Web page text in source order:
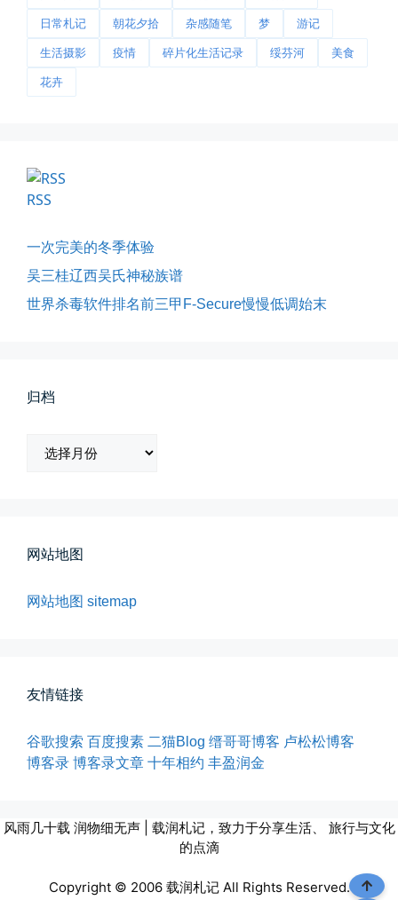
晨风微凉，小区花香正浓。 从外...
海边散步随手一拍
日常札记 朝花夕拾 杂感随笔 梦 游记
生活摄影 疫情 碎片化生活记录 绥芬河 美食
花卉
RSS
一次完美的冬季体验
吴三桂辽西吴氏神秘族谱
世界杀毒软件排名前三甲F-Secure慢慢低调始末
归档
网站地图
网站地图 sitemap
友情链接
谷歌搜索 百度搜素 二猫Blog 缙哥哥博客 卢松松博客
博客录 博客录文章 十年相约 丰盈润金
风雨几十载 润物细无声 | 载润札记，致力于分享生活、 旅行与文化
的点滴
Copyright © 2006 载润札记 All Rights Reserved.